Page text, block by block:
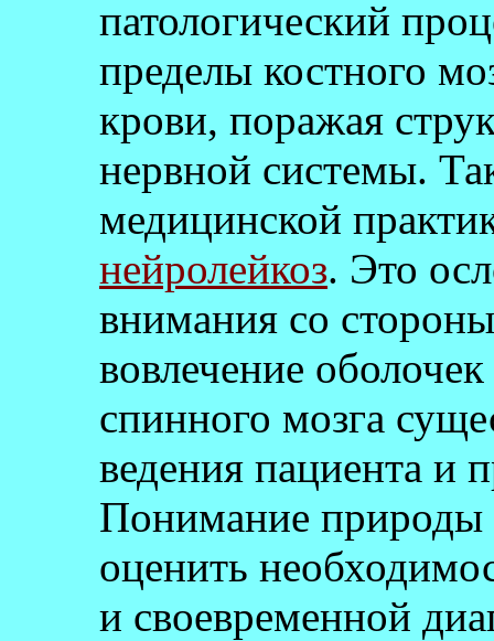
патологический
пределы костного
крови, поражая
нервной системы.
медицинской
нейролейкоз. Это
внимания со
вовлечение
спинного мозга
ведения пациента и
Понимание природы
оценить
и своевременной